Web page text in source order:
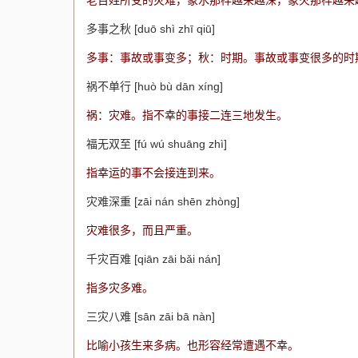
多事之秋 [duō shì zhī qiū]
多事：事故或事变多；秋：时期。事故或事变很多的时
祸不单行 [huò bù dān xíng]
祸：灾难。指不幸的事接二连三地发生。
福无双至 [fú wú shuāng zhì]
指幸运的事不会接连到来。
灾难深重 [zāi nán shēn zhòng]
灾难很多，而且严重。
千灾百难 [qiān zāi bǎi nán]
指多灾多难。
三灾八难 [sān zāi bā nàn]
比喻小孩生来多病。也形容经常遭遇不幸。